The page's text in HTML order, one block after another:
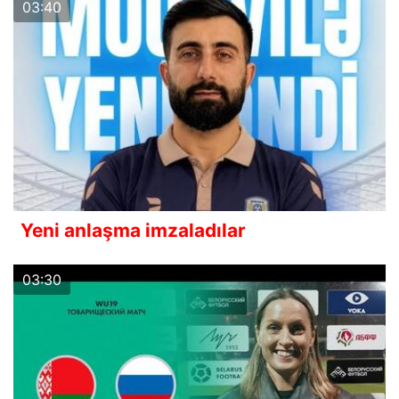
03:40
Yeni anlaşma imzaladılar
03:30